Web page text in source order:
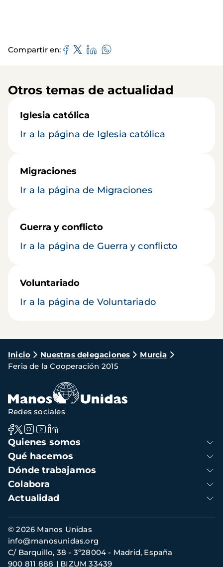
Compartir en
Otros temas de actualidad
Iglesia católica
Ir a la página de Iglesia católica
Migraciones
Ir a la página de Migraciones
Guerra y conflicto
Ir a la página de Guerra y conflicto
Voluntariado
Ir a la página de Voluntariado
Ruta
de
navegación
Inicio Nuestras delegaciones
Murcia
Feria de la Cooperación 2015
Navegación
principal
Quienes somos
Qué hacemos
Dónde trabajamos
Colabora
Actualidad
Redes sociales
Información
de
contacto
© 2026 Manos Unidas
C/ Barquillo, 38 - 3º28004 - Madrid, España
900 811 888
BIZUM 33439
info@manosunidas.org